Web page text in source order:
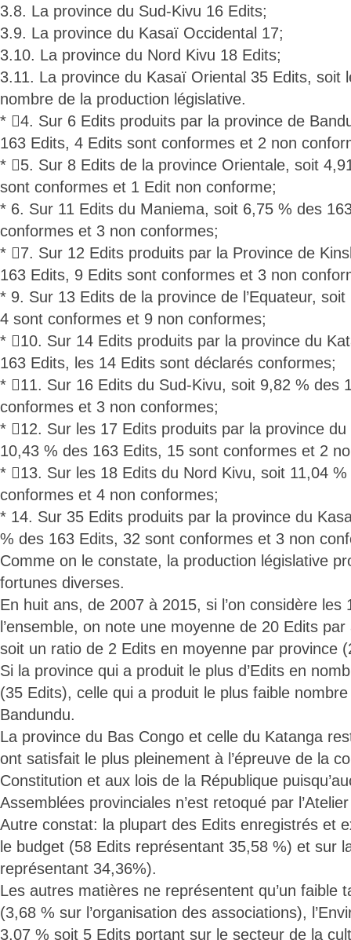
3.8. La province du Sud-Kivu 16 Edits;
3.9. La province du Kasaï Occidental 17;
3.10. La province du Nord Kivu 18 Edits;
3.11. La province du Kasaï Oriental 35 Edits, soit
nombre de la production législative.
* 4. Sur 6 Edits produits par la province de
163 Edits, 4 Edits sont conformes et 2 non
* 5. Sur 8 Edits de la province Orientale, soit
sont conformes et 1 Edit non conforme;
* 6. Sur 11 Edits du Maniema, soit 6,75 % des
conformes et 3 non conformes;
* 7. Sur 12 Edits produits par la Province de
163 Edits, 9 Edits sont conformes et 3 non
* 9. Sur 13 Edits de la province de l’Equateur,
4 sont conformes et 9 non conformes;
* 10. Sur 14 Edits produits par la province du
163 Edits, les 14 Edits sont déclarés conformes;
* 11. Sur 16 Edits du Sud-Kivu, soit 9,82 % des
conformes et 3 non conformes;
* 12. Sur les 17 Edits produits par la province
10,43 % des 163 Edits, 15 sont conformes et 2
* 13. Sur les 18 Edits du Nord Kivu, soit 11,04
conformes et 4 non conformes;
* 14. Sur 35 Edits produits par la province du
% des 163 Edits, 32 sont conformes et 3 non
Comme on le constate, la production législative
fortunes diverses.
En huit ans, de 2007 à 2015, si l’on considère les
l’ensemble, on note une moyenne de 20 Edits
soit un ratio de 2 Edits en moyenne par province
Si la province qui a produit le plus d’Edits en
(35 Edits), celle qui a produit le plus faible nombre
Bandundu.
La province du Bas Congo et celle du Katanga
ont satisfait le plus pleinement à l’épreuve de la
Constitution et aux lois de la République
Assemblées provinciales n’est retoqué par
Autre constat: la plupart des Edits enregistrés et
le budget (58 Edits représentant 35,58 %) et sur
représentant 34,36%).
Les autres matières ne représentent qu’un faible
(3,68 % sur l’organisation des associations),
3,07 % soit 5 Edits portant sur le secteur de la